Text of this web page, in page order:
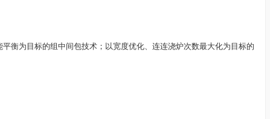
衡为目标的组中间包技术；以宽度优化、连连浇炉次数最大化为目标的